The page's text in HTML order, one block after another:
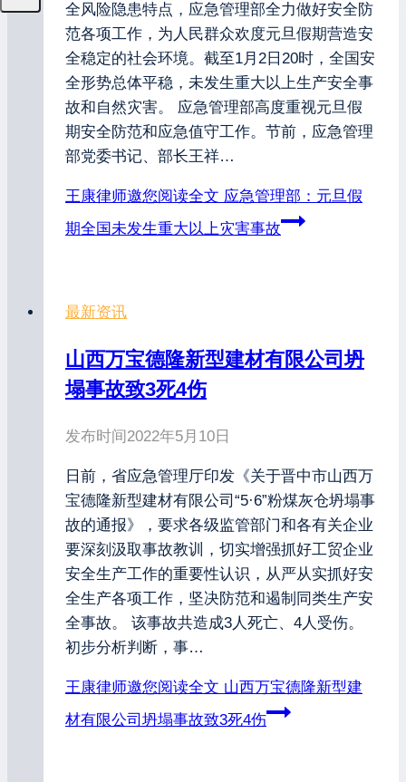
全风险隐患特点，应急管理部全力做好安全防
范各项工作，为人民群众欢度元旦假期营造安
全稳定的社会环境。截至1月2日20时，全国安
全形势总体平稳，未发生重大以上生产安全事
故和自然灾害。 应急管理部高度重视元旦假
期安全防范和应急值守工作。节前，应急管理
部党委书记、部长王祥…
王康律师邀您阅读全文 应急管理部：元旦假
期全国未发生重大以上灾害事故
最新资讯
山西万宝德隆新型建材有限公司坍
塌事故致3死4伤
发布时间2022年5月10日
日前，省应急管理厅印发《关于晋中市山西万
宝德隆新型建材有限公司“5·6”粉煤灰仓坍塌事
故的通报》，要求各级监管部门和各有关企业
要深刻汲取事故教训，切实增强抓好工贸企业
安全生产工作的重要性认识，从严从实抓好安
全生产各项工作，坚决防范和遏制同类生产安
全事故。 该事故共造成3人死亡、4人受伤。
初步分析判断，事…
王康律师邀您阅读全文 山西万宝德隆新型建
材有限公司坍塌事故致3死4伤